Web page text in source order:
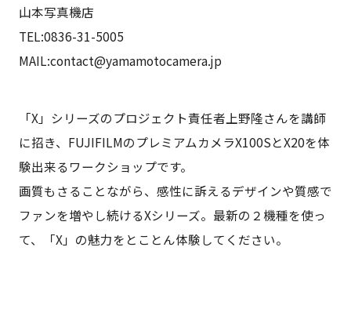
山本写真機店
TEL:0836-31-5005
MAIL:contact@yamamotocamera.jp
「X」シリーズのプロジェクト責任者上野隆さんを講師
に招き、FUJIFILMのプレミアムカメラX100SとX20を体
験出来るワークショップです。
画質もさることながら、感性に訴えるデザインや質感で
ファンを増やし続けるXシリーズ。最新の２機種を使っ
て、「X」の魅力をとことん体験してください。